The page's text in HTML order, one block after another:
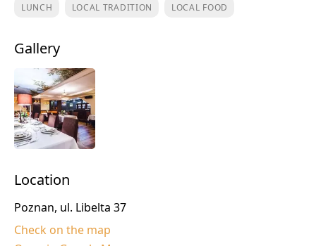
LUNCH LOCAL TRADITION LOCAL FOOD
Gallery
Location
Poznan, ul. Libelta 37
Check on the map